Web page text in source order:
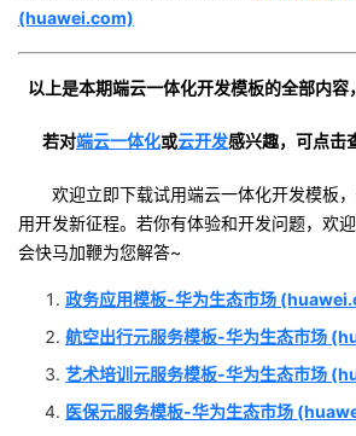
(huawei.com)
以上是本期端云一体化开发模板的全部内
若对端云一体化或云开发感兴趣，可点击
欢迎立即下载试用端云一体化开发模板，
用开发新征程。若你有体验和开发问题，欢
会快马加鞭为您解答~
政务应用模板-华为生态市场
航空出行元服务模板-华为生态市场
艺术培训元服务模板-华为生态市场
医保元服务模板-华为生态市场